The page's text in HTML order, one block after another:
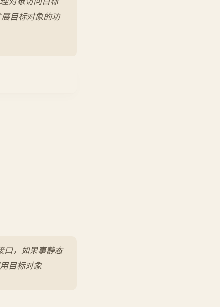
目标对象的功
口，如果事静态
目标对象